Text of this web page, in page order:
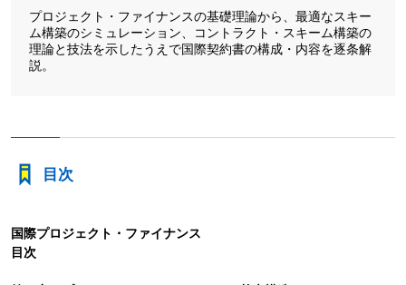
プロジェクト・ファイナンスの基礎理論から、最適なスキー
ム構築のシミュレーション、コントラクト・スキーム構築の
理論と技法を示したうえで国際契約書の構成・内容を逐条解
説。
目次
国際プロジェクト・ファイナンス
目次